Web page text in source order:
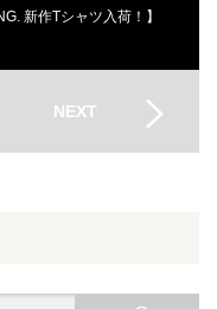
新作Tシャツ入荷！】
NEXT